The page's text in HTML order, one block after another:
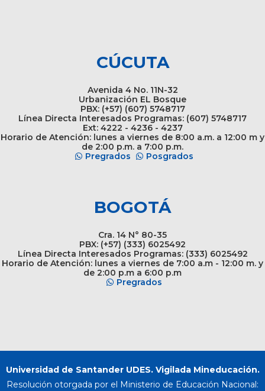
CÚCUTA
Avenida 4 No. 11N-32
Urbanización EL Bosque
PBX: (+57) (607) 5748717
Línea Directa Interesados Programas: (607) 5748717
Ext: 4222 - 4236 - 4237
Horario de Atención: lunes a viernes de 8:00 a.m. a 12:00 m y
de 2:00 p.m. a 7:00 p.m.
Pregrados
Posgrados
BOGOTÁ
Cra. 14 N° 80-35
PBX: (+57) (333) 6025492
Línea Directa Interesados Programas: (333) 6025492
Horario de Atención: lunes a viernes de 7:00 a.m - 12:00 m. y
de 2:00 p.m a 6:00 p.m
Pregrados
Universidad de Santander UDES. Vigilada Mineducación.
Resolución otorgada por el Ministerio de Educación Nacional: